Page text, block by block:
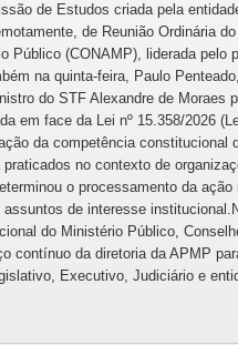
de Estudos criada pela
de Reunião Ordinária
Público (CONAMP), liderada
na quinta-feira, Paulo
do STF Alexandre de Moraes
em face da Lei nº 15.358/2026
da competência constitucional
no contexto de
o processamento da
de interesse
do Ministério Público,
contínuo da diretoria da APMP
Executivo, Judiciário e